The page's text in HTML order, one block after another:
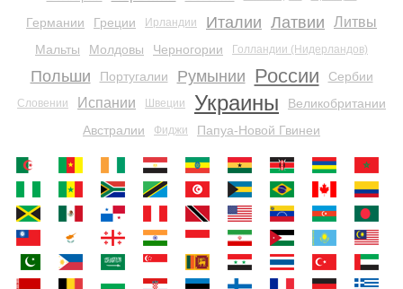
Германии Греции Ирландии Италии Латвии Литвы
Мальты Молдовы Черногории Голландии (Нидерландов)
Польши Португалии Румынии России Сербии
Словении Испании Швеции Украины
Великобритании
Австралии
Фиджи Папуа-Новой Гвинеи